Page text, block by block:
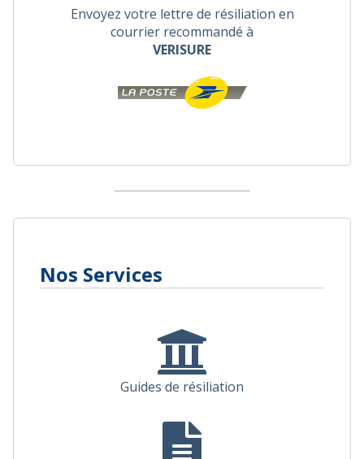
Envoyez votre lettre de résiliation en
courrier recommandé à
VERISURE
Nos Services
Guides de résiliation